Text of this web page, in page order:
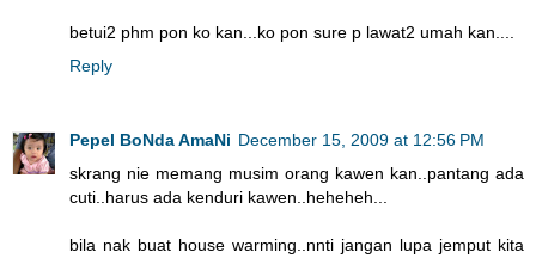
betui2 phm pon ko kan...ko pon sure p lawat2 umah kan....
Reply
Pepel BoNda AmaNi December 15, 2009 at 12:56 PM
skrang nie memang musim orang kawen kan..pantang ada
cuti..harus ada kenduri kawen..heheheh...
bila nak buat house warming..nnti jangan lupa jemput kita